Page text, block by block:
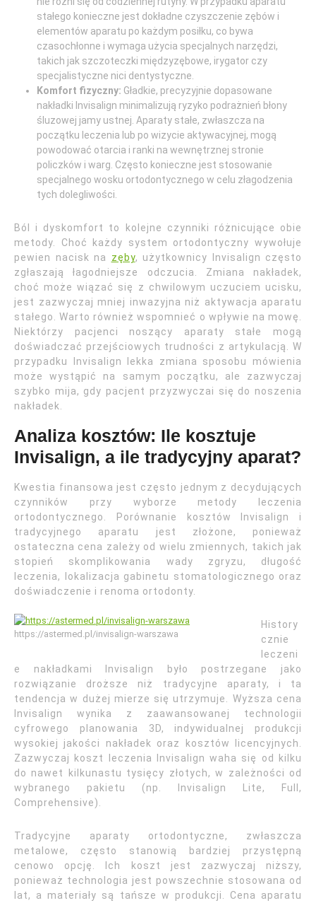
stałego konieczne jest dokładne czyszczenie zębów i
elementów aparatu po każdym posiłku, co bywa
czasochłonne i wymaga użycia specjalnych narzędzi,
takich jak szczoteczki międzyzębowe, irygator czy
specjalistyczne nici dentystyczne.
Komfort fizyczny: Gładkie, precyzyjnie dopasowane
nakładki Invisalign minimalizują ryzyko podrażnień błony
śluzowej jamy ustnej. Aparaty stałe, zwłaszcza na
początku leczenia lub po wizycie aktywacyjnej, mogą
powodować otarcia i ranki na wewnętrznej stronie
policzków i warg. Często konieczne jest stosowanie
specjalnego wosku ortodontycznego w celu złagodzenia
tych dolegliwości.
Ból i dyskomfort to kolejne czynniki różnicujące obie
metody. Choć każdy system ortodontyczny wywołuje
pewien nacisk na zęby, użytkownicy Invisalign często
zgłaszają łagodniejsze odczucia. Zmiana nakładek,
choć może wiązać się z chwilowym uczuciem ucisku,
jest zazwyczaj mniej inwazyjna niż aktywacja aparatu
stałego. Warto również wspomnieć o wpływie na mowę.
Niektórzy pacjenci noszący aparaty stałe mogą
doświadczać przejściowych trudności z artykulacją. W
przypadku Invisalign lekka zmiana sposobu mówienia
może wystąpić na samym początku, ale zazwyczaj
szybko mija, gdy pacjent przyzwyczai się do noszenia
nakładek.
Analiza kosztów: Ile kosztuje
Invisalign, a ile tradycyjny aparat?
Kwestia finansowa jest często jednym z decydujących
czynników przy wyborze metody leczenia
ortodontycznego. Porównanie kosztów Invisalign i
tradycyjnego aparatu jest złożone, ponieważ
ostateczna cena zależy od wielu zmiennych, takich jak
stopień skomplikowania wady zgryzu, długość
leczenia, lokalizacja gabinetu stomatologicznego oraz
doświadczenie i renoma ortodonty.
https://astermed.pl/invisalign-warszawa
History
cznie
leczeni
e nakładkami Invisalign było postrzegane jako
rozwiązanie droższe niż tradycyjne aparaty, i ta
tendencja w dużej mierze się utrzymuje. Wyższa cena
Invisalign wynika z zaawansowanej technologii
cyfrowego planowania 3D, indywidualnej produkcji
wysokiej jakości nakładek oraz kosztów licencyjnych.
Zazwyczaj koszt leczenia Invisalign waha się od kilku
do nawet kilkunastu tysięcy złotych, w zależności od
wybranego pakietu (np. Invisalign Lite, Full,
Comprehensive).
Tradycyjne aparaty ortodontyczne, zwłaszcza
metalowe, często stanowią bardziej przystępną
cenowo opcję. Ich koszt jest zazwyczaj niższy,
ponieważ technologia jest powszechnie stosowana od
lat, a materiały są tańsze w produkcji. Cena aparatu